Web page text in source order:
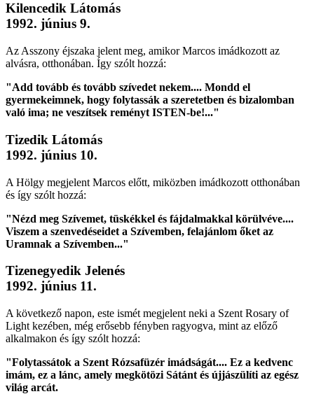
Kilencedik Látomás
1992. június 9.
Az Asszony éjszaka jelent meg, amikor Marcos imádkozott az
alvásra, otthonában. Így szólt hozzá:
"Add tovább és tovább szívedet nekem.... Mondd el
gyermekeimnek, hogy folytassák a szeretetben és bizalomban
való ima; ne veszítsek reményt ISTEN-be!..."
Tizedik Látomás
1992. június 10.
A Hölgy megjelent Marcos előtt, miközben imádkozott otthonában
és így szólt hozzá:
"Nézd meg Szívemet, tüskékkel és fájdalmakkal körülvéve....
Viszem a szenvedéseidet a Szívemben, felajánlom őket az
Uramnak a Szívemben..."
Tizenegyedik Jelenés
1992. június 11.
A következő napon, este ismét megjelent neki a Szent Rosary of
Light kezében, még erősebb fényben ragyogva, mint az előző
alkalmakon és így szólt hozzá:
"Folytassátok a Szent Rózsafüzér imádságát.... Ez a kedvenc
imám, ez a lánc, amely megkötözi Sátánt és újjászülíti az egész
világ arcát.